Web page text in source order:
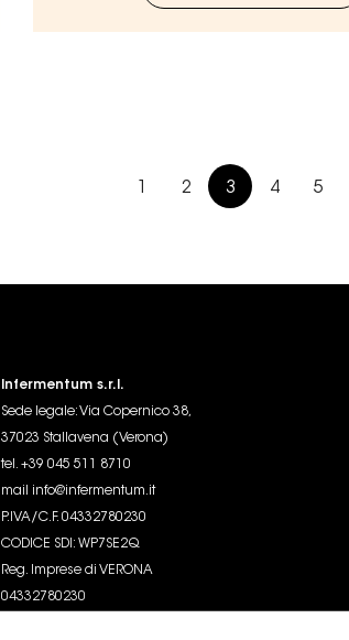
2 3 4 5
Infermentum s.r.l.
Sede legale: Via Copernico 38,
37023 Stallavena (Verona)
tel. +39 045 511 8710
mail info@infermentum.it
P.IVA/C.F. 04332780230
CODICE SDI: WP7SE2Q
Reg. Imprese di VERONA
04332780230